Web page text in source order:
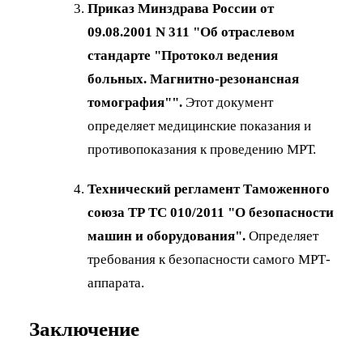
Приказ Минздрава России от
09.08.2001 N 311 "Об отраслевом
стандарте "Протокол ведения
больных. Магнитно-резонансная
томография"". Этот документ
определяет медицинские показания и
противопоказания к проведению МРТ.
Технический регламент Таможенного
союза ТР ТС 010/2011 "О безопасности
машин и оборудования". Определяет
требования к безопасности самого МРТ-
аппарата.
Заключение